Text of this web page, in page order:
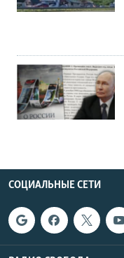
СОЦИАЛЬНЫЕ СЕТИ